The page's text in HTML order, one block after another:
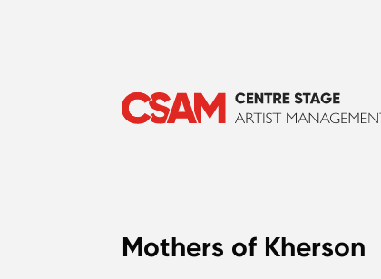
Mothers of Kherson